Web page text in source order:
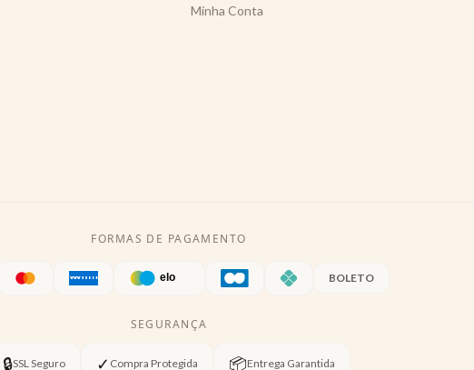
Minha Conta
FORMAS DE PAGAMENTO
BOLETO
SEGURANÇA
🔒SSL Seguro ✓ Compra Protegida 📦Entrega Garantida